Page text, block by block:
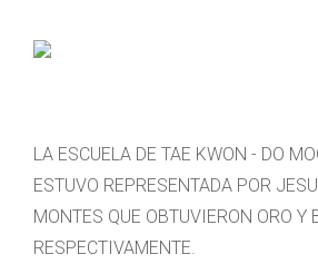
LA ESCUELA DE TAE KWON - DO
ESTUVO REPRESENTADA POR
MONTES QUE OBTUVIERON ORO Y
RESPECTIVAMENTE.